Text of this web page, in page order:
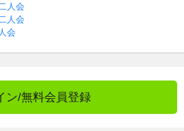
人会
人会
会
ン/無料会員登録